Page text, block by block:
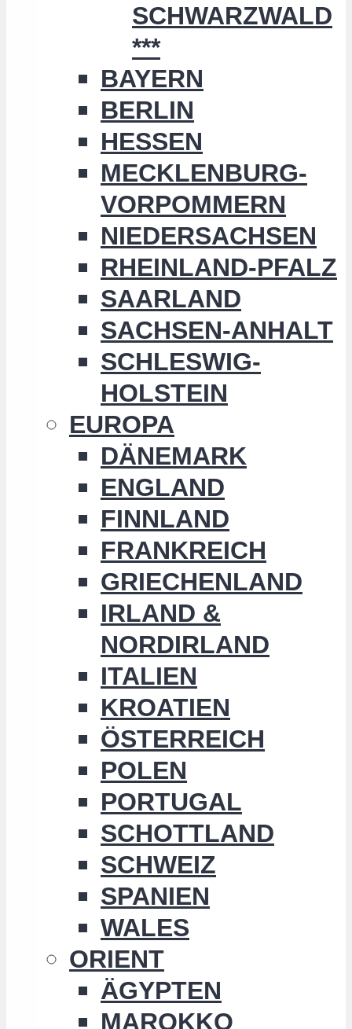
SCHWARZWALD
***
BAYERN
BERLIN
HESSEN
MECKLENBURG-
VORPOMMERN
NIEDERSACHSEN
RHEINLAND-PFALZ
SAARLAND
SACHSEN-ANHALT
SCHLESWIG-
HOLSTEIN
EUROPA
DÄNEMARK
ENGLAND
FINNLAND
FRANKREICH
GRIECHENLAND
IRLAND &
NORDIRLAND
ITALIEN
KROATIEN
ÖSTERREICH
POLEN
PORTUGAL
SCHOTTLAND
SCHWEIZ
SPANIEN
WALES
ORIENT
ÄGYPTEN
MAROKKO